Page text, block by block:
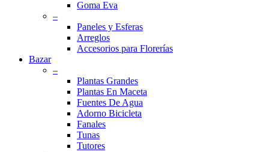
Goma Eva
–
Paneles y Esferas
Arreglos
Accesorios para Florerías
Bazar
–
Plantas Grandes
Plantas En Maceta
Fuentes De Agua
Adorno Bicicleta
Fanales
Tunas
Tutores